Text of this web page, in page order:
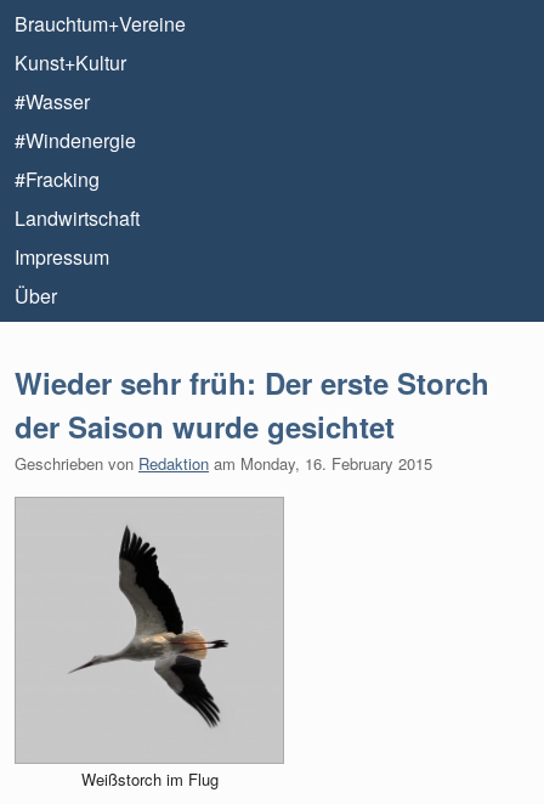
Brauchtum+Vereine
Kunst+Kultur
#Wasser
#Windenergie
#Fracking
Landwirtschaft
Impressum
Über
Wieder sehr früh: Der erste Storch
der Saison wurde gesichtet
Geschrieben von Redaktion am Monday, 16. February 2015
Weißstorch im Flug